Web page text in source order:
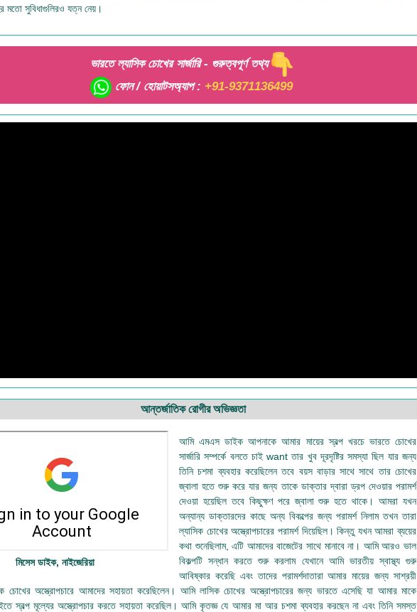
মতো সুবিধাগুলিরও যত্ন নেয়।
ভারতে ল্যাসিক চোখের সার্জারি - গুরুত্বপূর্ণ তথ্য
ফোন / হোয়াটসঅ্যাপ : +91-9371136499
আন্তর্জাতিক রোগীর অভিজ্ঞতা
মিসেস ডাইক, নাইজেরিয়া
আমি এমএস ডাইক আপনাকে আমার মায়ের স্বল্প খরচে ভারতে চোখের
সার্জারি সম্পর্কে বলতে চাই want তার খুব দূরদৃষ্টির সমস্যা ছিল যার জন্য
তিনি চশমা ব্যবহার করেছিলেন তবে বয়স বাড়ার সাথে সাথে তার চোখের
জ্বালা হতে শুরু করে যার জন্য তাকে ডাক্তার দ্বারা ড্রপ দেওয়ার পরামর্শ
দেওয়া হয়েছিল তবে কিছুক্ষণ পরে জ্বালা শুরু হতে থাকে। আমরা যখন
অন্যান্য ডাক্তারদের কাছে অন্য বিকল্পের জন্য পরামর্শ নিলাম তখন তারা
ল্যাসিক চোখের অস্ত্রোপচারের পরামর্শ দিয়েছিল। কিন্তু যখন আমরা ব্যয়ের
কথা শুনেছিলাম, এটি আমাদের বাজেটের সাথে মানাবে না। আমি আরও ভাল
বিকল্পটি সন্ধান করতে শুরু করলাম যেখানে আমি ভারতীয় স্বাস্থ্য গুরু
আবিষ্কার করেছি এবং তাদের পরামর্শদাতারা আমার মায়ের জন্য সাশ্রয়ী
চোখের অস্ত্রোপচারে আমাদের সহায়তা করেছিলেন। আমি লাসিক চোখের অস্ত্রোপচারের জন্য ভারতে এসেছি যা আমার মাকে
স্বল্প মূল্যের অস্ত্রোপচার করতে সহায়তা করেছিল। আমি কৃতজ্ঞ যে আমার মা আর চশমা ব্যবহার করছেন না এবং তিনি সমস্ত